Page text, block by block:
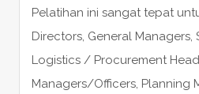
Pelatihan ini sangat tepat
Directors, General
Logistics / Procurement
Managers/Officers, Planning